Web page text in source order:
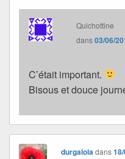
Quichottine
dans03/06/
C’était important.
Bisous et douce
durgaloladans